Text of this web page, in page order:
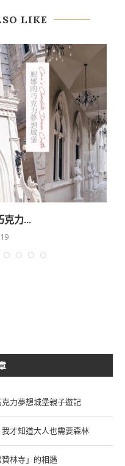
LIKE
克力...
力夢想城堡親子遊記
才知道大人也需要森林
林寺」的相遇